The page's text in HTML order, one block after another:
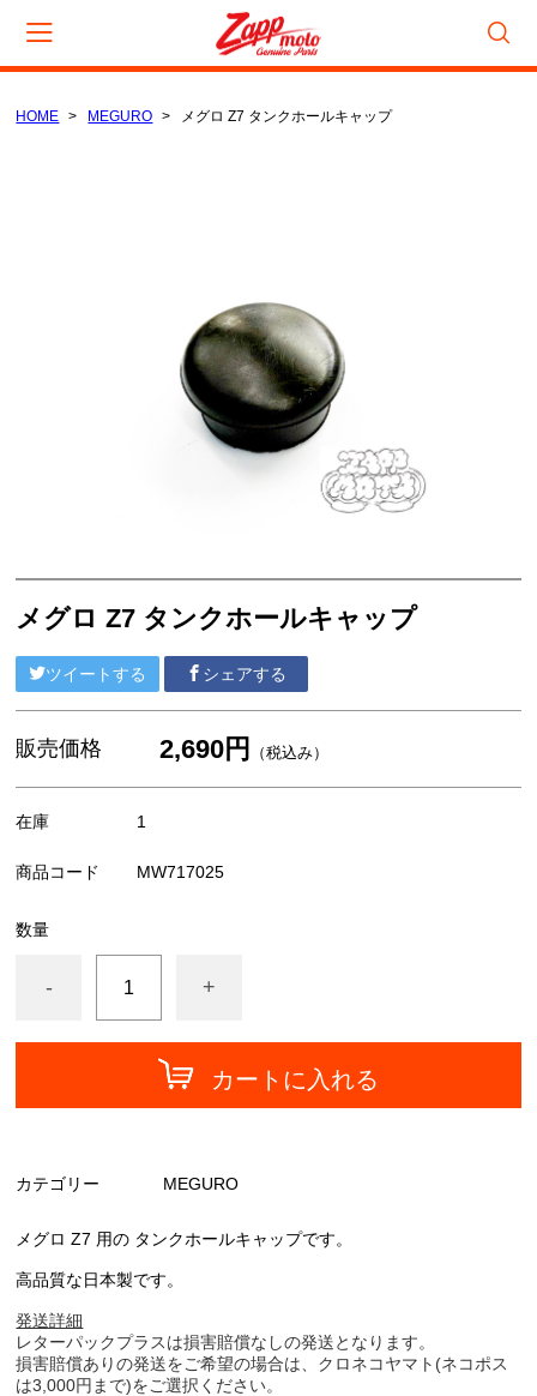
ブレーキ系
エンジン系
MEGURO
HONDA
SUZUKI
汎用部品
アパレル/アクセサリー
HOME MEGURO メグロ Z7 タンクホールキャップ
メグロ Z7 タンクホールキャップ
ツイートする シェアする
販売価格 2,690円 （税込み）
在庫 1
商品コード MW717025
数量
- +
カートに入れる
カテゴリー MEGURO
メグロ Z7 用の タンクホールキャップです。
高品質な日本製です。
発送詳細
レターパックプラスは損害賠償なしの発送となります。
損害賠償ありの発送をご希望の場合は、クロネコヤマト(ネコポス
は3,000円まで)をご選択ください。